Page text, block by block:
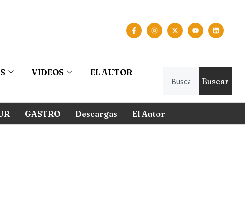
VIDEOS
EL AUTOR
Buscar
GASTRO Descargas El Autor